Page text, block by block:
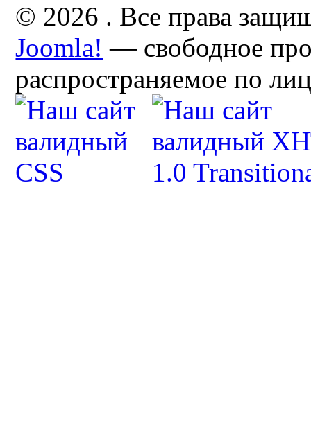
© 2026 . Все права
Joomla! — свободное
распространяемое по